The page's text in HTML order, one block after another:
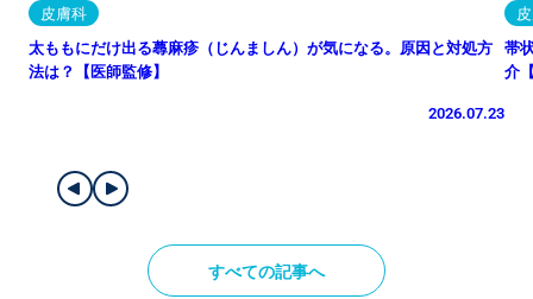
皮膚科
太ももにだけ出る蕁麻疹（じんましん）が気になる。原因と対処方
法は？【医師監修】
2026.07.23
帯
介
すべての記事へ